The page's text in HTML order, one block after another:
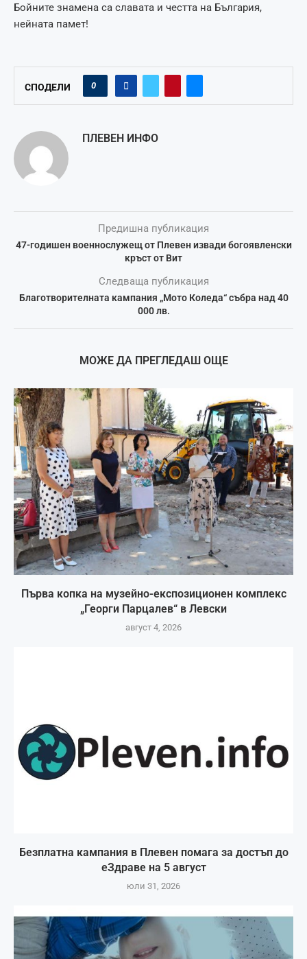
Бойните знамена са славата и честта на България,
нейната памет!
СПОДЕЛИ 0
ПЛЕВЕН ИНФО
Предишна публикация
47-годишен военнослужещ от Плевен извади богоявленски
кръст от Вит
Следваща публикация
Благотворителната кампания „Мото Коледа“ събра над 40
000 лв.
МОЖЕ ДА ПРЕГЛЕДАШ ОЩЕ
Първа копка на музейно-експозиционен комплекс
„Георги Парцалев“ в Левски
август 4, 2026
Безплатна кампания в Плевен помага за достъп до
еЗдраве на 5 август
юли 31, 2026